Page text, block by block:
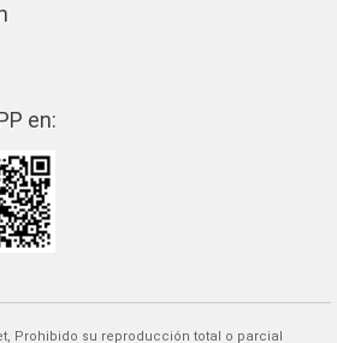
en:
Prohibido su reproducción total o parcial